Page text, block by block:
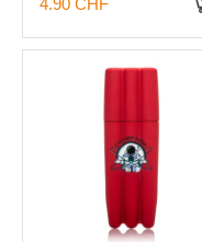
4.90 CHF